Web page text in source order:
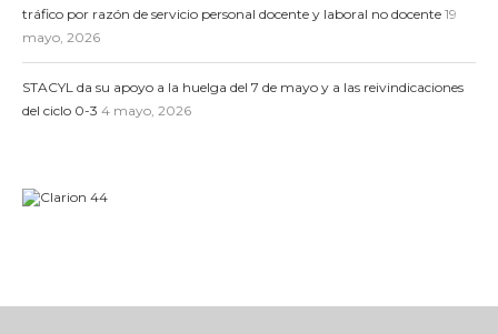
tráfico por razón de servicio personal docente y laboral no docente 19
mayo, 2026
STACYL da su apoyo a la huelga del 7 de mayo y a las reivindicaciones
del ciclo 0-3 4 mayo, 2026